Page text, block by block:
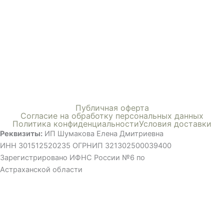
Публичная оферта
Согласие на обработку персональных данных
Политика конфиденциальностиУсловия доставки
Реквизиты: ИП Шумакова Елена Дмитриевна
ИНН 301512520235 ОГРНИП 321302500039400
Зарегистрировано ИФНС России №6 по
Астраханской области